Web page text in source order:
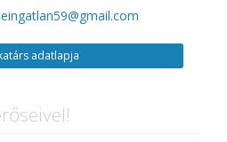
adatlapja